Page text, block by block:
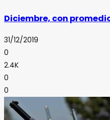
Diciembre, con
31/12/2019
0
2.4K
0
0